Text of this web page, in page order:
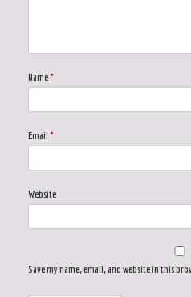
Name *
Email *
Website
Save my name, email, and website in this